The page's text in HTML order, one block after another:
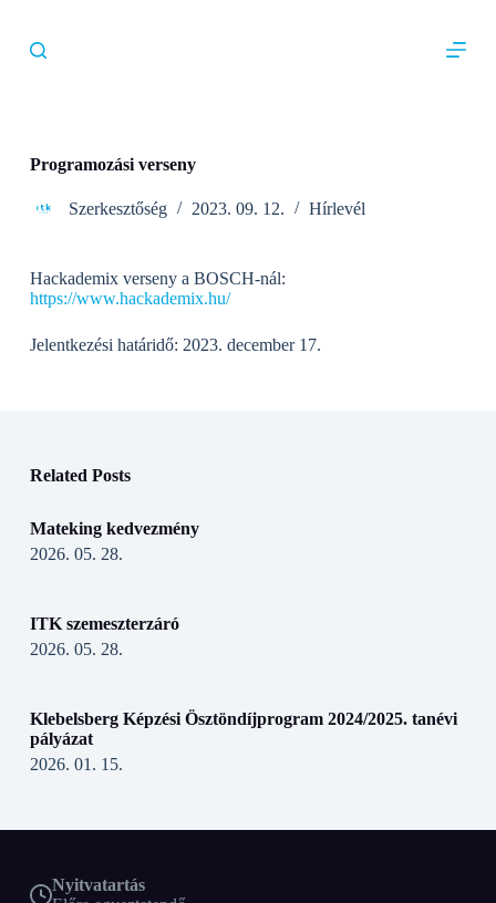
oProgramozási verseny
Szerkesztőség 2023. 09. 12. Hírlevél
Hackademix verseny a BOSCH-nál:
https://www.hackademix.hu/
Jelentkezési határidő: 2023. december 17.
Related Posts
Mateking kedvezmény
2026. 05. 28.
ITK szemeszterzáró
2026. 05. 28.
Klebelsberg Képzési Ösztöndíjprogram 2024/2025. tanévi
pályázat
2026. 01. 15.
Nyitvatartás